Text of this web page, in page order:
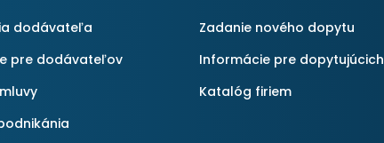
dodávateľa
pre dodávateľov
Zadanie nového dopytu
Informácie pre dopytujúcich
Katalóg firiem